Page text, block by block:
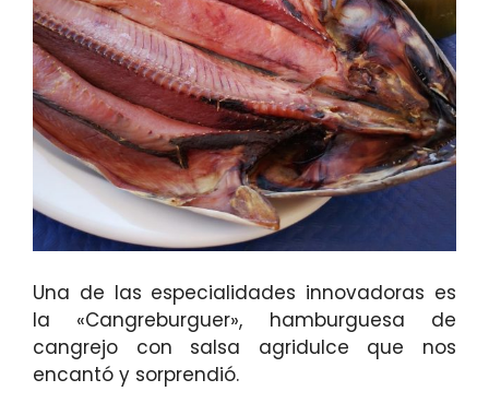
Una de las especialidades innovadoras es
la «Cangreburguer», hamburguesa de
cangrejo con salsa agridulce que nos
encantó y sorprendió.